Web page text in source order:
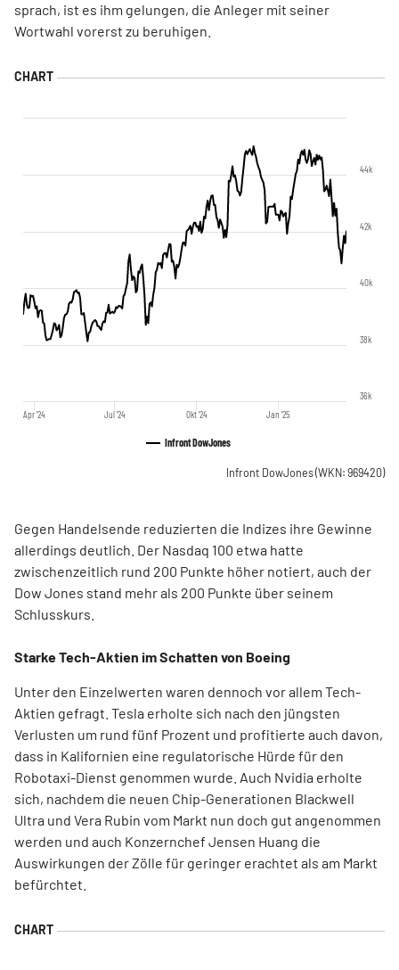
sprach, ist es ihm gelungen, die Anleger mit seiner
Wortwahl vorerst zu beruhigen.
Infront DowJones
Jul '24 Jan '25
Apr '24 Okt '24
36k
38k
40k
42k
44k
Infront DowJones(WKN: 969420)
Gegen Handelsende reduzierten die Indizes ihre Gewinne
allerdings deutlich. Der Nasdaq 100 etwa hatte
zwischenzeitlich rund 200 Punkte höher notiert, auch der
Dow Jones stand mehr als 200 Punkte über seinem
Schlusskurs.
Starke Tech-Aktien im Schatten von Boeing
Unter den Einzelwerten waren dennoch vor allem Tech-
Aktien gefragt. Tesla erholte sich nach den jüngsten
Verlusten um rund fünf Prozent und profitierte auch davon,
dass in Kalifornien eine regulatorische Hürde für den
Robotaxi-Dienst genommen wurde. Auch Nvidia erholte
sich, nachdem die neuen Chip-Generationen Blackwell
Ultra und Vera Rubin vom Markt nun doch gut angenommen
werden und auch Konzernchef Jensen Huang die
Auswirkungen der Zölle für geringer erachtet als am Markt
befürchtet.